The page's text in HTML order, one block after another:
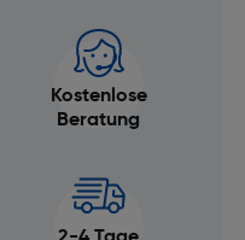
Kostenlose
Beratung